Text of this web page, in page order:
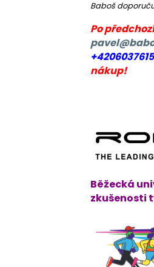
Baboš
Po
nákup!
Běžecká
zkušenosti